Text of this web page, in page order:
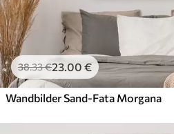
38.33€23.00 €
Wandbilder Sand-Fata Morgana